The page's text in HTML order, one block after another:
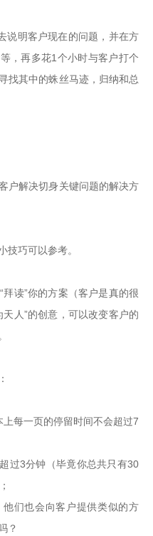
说明客户现在的问题，并在方
，再多花1个小时与客户打个
找其中的蛛丝马迹，归纳和总
户解决切身关键问题的解决方
技巧可以参考。
读”你的方案（客户是真的很
人”的创意，可以改变客户的
上每一页的停留时间不会超过7
过3分钟（毕竟你总共只有30
们也会向客户提供类似的方
？